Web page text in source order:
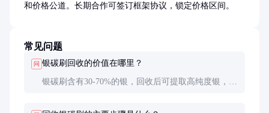
和价格公道。长期合作可签订框架协议，锁定价格区间。
常见问题
问 银碳刷回收的价值在哪里？
银碳刷含有30-70%的银，回收后可提取高纯度银，具